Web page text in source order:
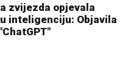
zvijezda opjevala
inteligenciju: Objavila